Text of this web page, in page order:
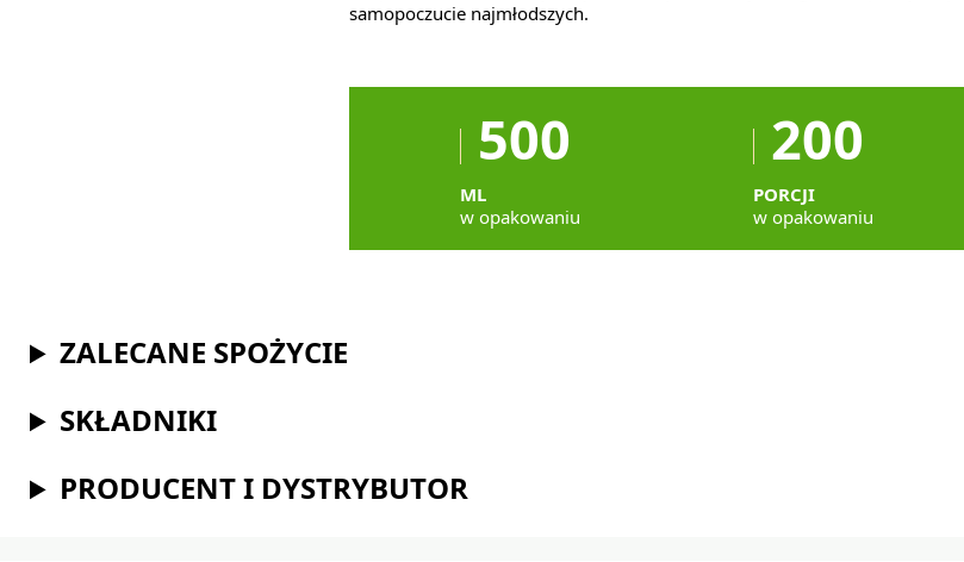
samopoczucie najmłodszych.
500
ML
w opakowaniu
200
PORCJI
w opakowaniu
ZALECANE SPOŻYCIE
SKŁADNIKI
PRODUCENT I DYSTRYBUTOR